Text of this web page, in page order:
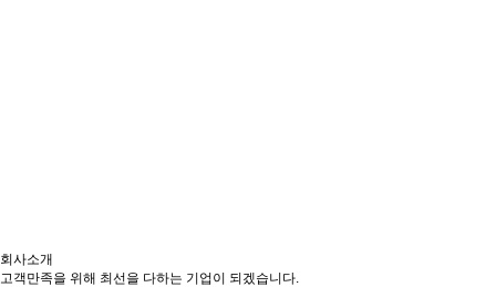
회사소개
고객만족을 위해 최선을 다하는 기업이 되겠습니다.